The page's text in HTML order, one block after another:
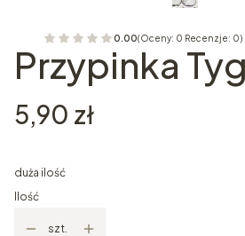
0.00(Oceny: 0 Recenzje: 0)
Przypinka
Cena
5,90 zł
duża ilość
Ilość
szt.